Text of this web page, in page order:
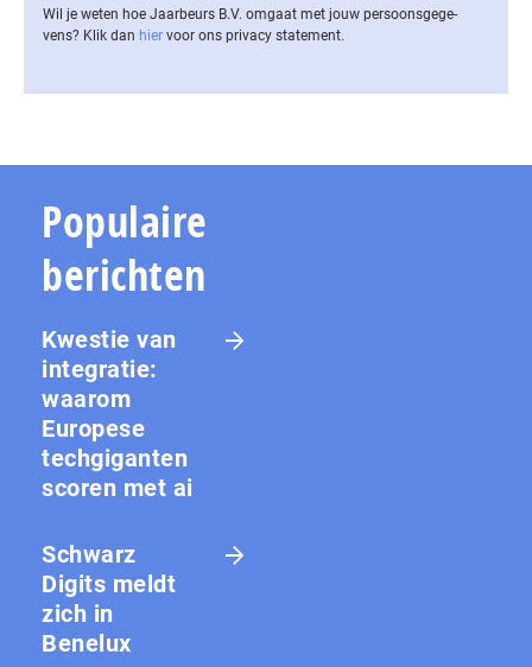
Wil je weten hoe Jaarbeurs B.V. omgaat met jouw per­soons­ge­ge­
vens? Klik dan hier voor ons privacy statement.
Populaire
berichten
Kwestie van
integratie:
waarom
Europese
techgiganten
scoren met ai
Schwarz
Digits meldt
zich in
Benelux